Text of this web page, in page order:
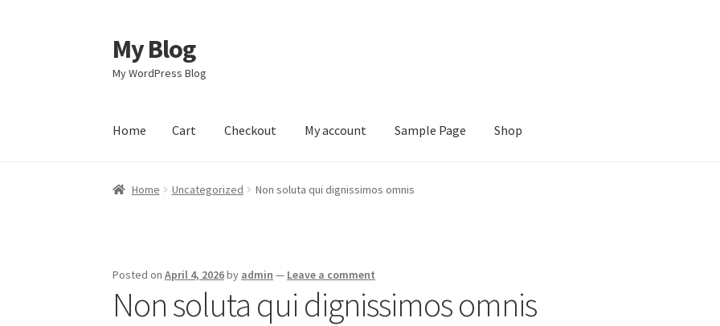
Skip
to
navigation
Skip
to
content
My Blog
My WordPress Blog
Home Cart Checkout My account Sample Page Shop
Home Checkout My account Sample Page
Home Uncategorized Non soluta qui dignissimos omnis
Posted onApril 4, 2026by admin — Leave a comment
Non soluta qui dignissimos omnis